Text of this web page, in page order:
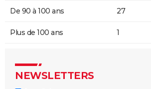
De 90 à 100 ans 27
Plus de 100 ans 1
NEWSLETTERS